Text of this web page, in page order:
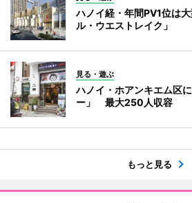
ハノイ経・年間PV1位は
ル・ウエストレイク」
見る・遊ぶ
ハノイ・ホアンキエム区
ー」 最大250人収容
もっと見る